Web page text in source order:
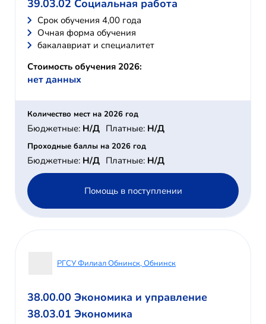
39.03.02 Социальная работа
Cрок обучения 4,00 года
Очная форма обучения
бакалавриат и специалитет
Стоимость обучения 2026:
нет данных
Количество мест на 2026 год
Бюджетные: Н/Д Платные: Н/Д
Проходные баллы на 2026 год
Бюджетные: Н/Д Платные: Н/Д
Помощь в поступлении
РГСУ Филиал Обнинск, Обнинск
38.00.00 Экономика и управление
38.03.01 Экономика